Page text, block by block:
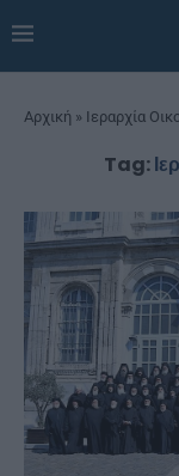
Αρχική » Ιεραρχία
Tag: